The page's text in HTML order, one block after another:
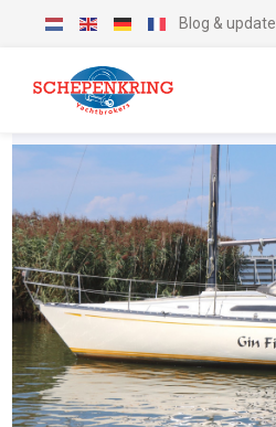
Blog &